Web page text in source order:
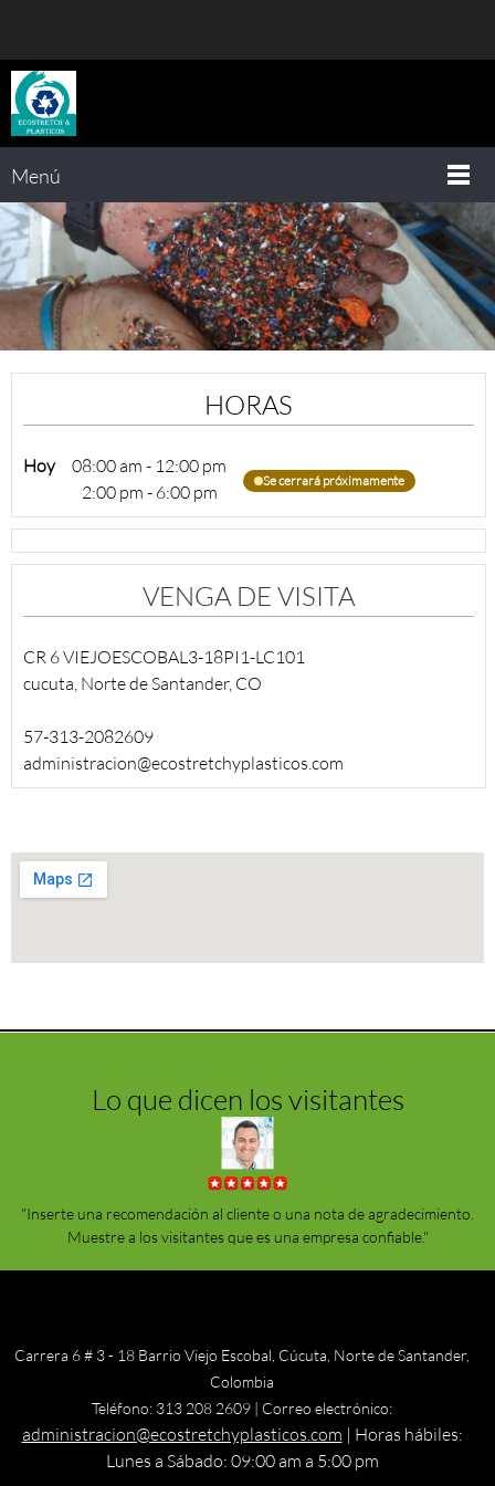
Menú
HORAS
Hoy 08:00 am - 12:00 pm
2:00 pm - 6:00 pm
Se cerrará próximamente
VENGA DE VISITA
CR 6 VIEJOESCOBAL3-18PI1-LC101
cucuta, Norte de Santander, CO
57-313-2082609
administracion@ecostretchyplasticos.com
Lo que dicen los visitantes
"Inserte una recomendación al cliente o una nota de agradecimiento.
Muestre a los visitantes que es una empresa confiable."
Carrera 6 # 3 - 18 Barrio Viejo Escobal, Cúcuta, Norte de Santander,
Colombia
Teléfono: 313 208 2609 | Correo electrónico:
administracion@ecostretchyplasticos.com | Horas hábiles:
Lunes a Sábado: 09:00 am a 5:00 pm